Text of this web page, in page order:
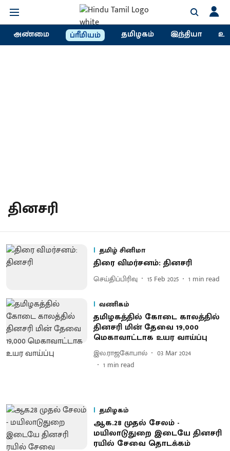
அண்மை ப்ரீமியம் தமிழகம் இந்தியா
தினசரி
தமிழ் சினிமா
திரை விமர்சனம்: தினசரி
செய்திப்பிரிவு 15 Feb 2025 1 min read
வணிகம்
தமிழகத்தில் கோடை காலத்தில்
தினசரி மின் தேவை 19,000
மெகாவாட்டாக உயர வாய்ப்பு
இல.ராஜகோபால்
03 Mar 2024
1 min read
தமிழகம்
ஆக.28 முதல் சேலம் -
மயிலாடுதுறை இடையே தினசரி
ரயில் சேவை தொடக்கம்